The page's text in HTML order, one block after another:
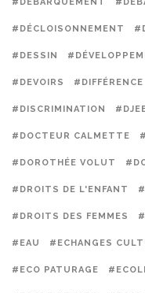
#DÉCLOISONNEMENT
#DESSIN
#DEVOIRS #DIFFÉRENCE
#DISCRIMINATION
#DOCTEUR CALMETTE
#DOROTHÉE VOLUT
#DROITS DE L'ENFANT
#DROITS DES FEMMES
#EAU #ECHANGES
#ECO PATURAGE